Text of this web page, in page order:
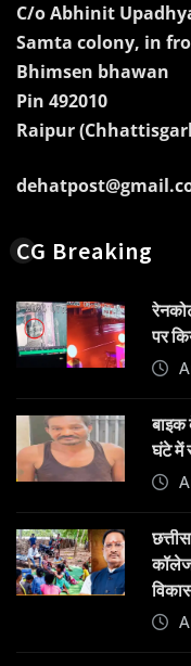
C/o Abhinit
Samta colony, in
Bhimsen bhawan
Pin 492010
Raipur
CG Breaking
पर
बाइक
घंटे में